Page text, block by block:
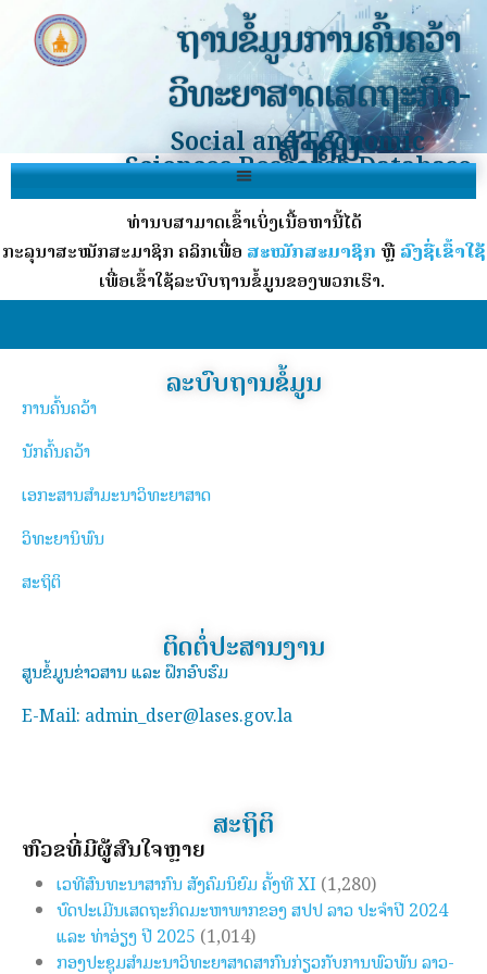
ຖານຂໍ້ມູນການຄົ້ນຄວ້າ
ວິທະຍາສາດເສດຖະກິດ-
ສັງຄົມ
Social and Economic
Sciences Research Database
ທ່ານບໍ່ສາມາດເຂົ້າເບິ່ງເນື້ອຫານີ້ໄດ້
ກະລຸນາສະໝັກສະມາຊິກ ຄລິກເພື່ອ ສະໝັກສະມາຊິກ ຫຼື ລົງຊື່ເຂົ້າໃຊ້
ເພື່ອເຂົ້າໃຊ້ລະບົບຖານຂໍ້ມູນຂອງພວກເຮົາ.
ລະບົບຖານຂໍ້ມູນ
ການຄົ້ນຄວ້າ
ນັກຄົ້ນຄວ້າ
ເອກະສານສຳມະນາວິທະຍາສາດ
ວິທະຍານິພົນ
ສະຖິຕິ
ຕິດຕໍ່ປະສານງານ
ສູນຂໍ້ມູນຂ່າວສານ ແລະ ຝຶກອົບຮົມ
E-Mail: admin_dser@lases.gov.la
ສະຖິຕິ
ຫົວຂໍ້ທີ່ມີຜູ້ສົນໃຈຫຼາຍ
ເວທີສົນທະນາສາກົນ ສັງຄົມນິຍົມ ຄັ້ງທີ XI (1,280)
ບົດປະເມີນເສດຖະກິດມະຫາພາກຂອງ ສປປ ລາວ ປະຈຳປີ 2024
ແລະ ທ່າອ່ຽງ ປີ 2025 (1,014)
ກອງປະຊຸມສຳມະນາວິທະຍາສາດສາກົນກ່ຽວກັບການພົວພັນ ລາວ-